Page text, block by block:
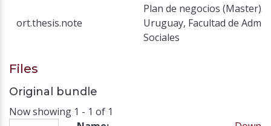
ort.thesis.note
Plan de negocios (Master).
Uruguay, Facultad de
Sociales
Files
Original bundle
Now showing 1 - 1 of 1